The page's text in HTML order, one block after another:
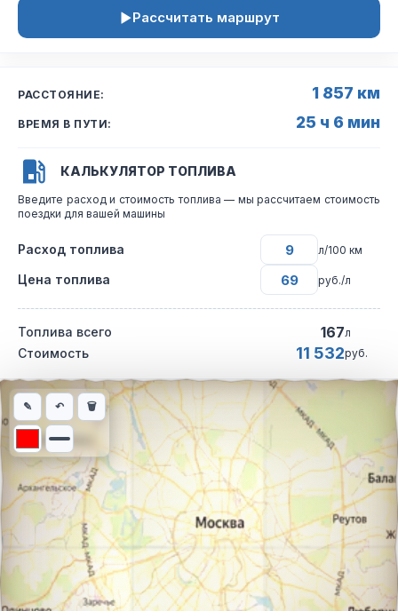
Рассчитать маршрут
РАССТОЯНИЕ: 1 857 км
ВРЕМЯ В ПУТИ: 25 ч 6 мин
КАЛЬКУЛЯТОР ТОПЛИВА
Введите расход и стоимость топлива — мы рассчитаем стоимость
поездки для вашей машины
Расход топлива л/100 км
Цена топлива руб./л
Топлива всего 167л
Стоимость 11 532руб.
Интерактивная карта автомобильного маршрута из города
✎ ↶ 🗑